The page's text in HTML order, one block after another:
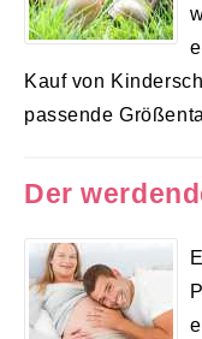
Kauf von
passende
Der